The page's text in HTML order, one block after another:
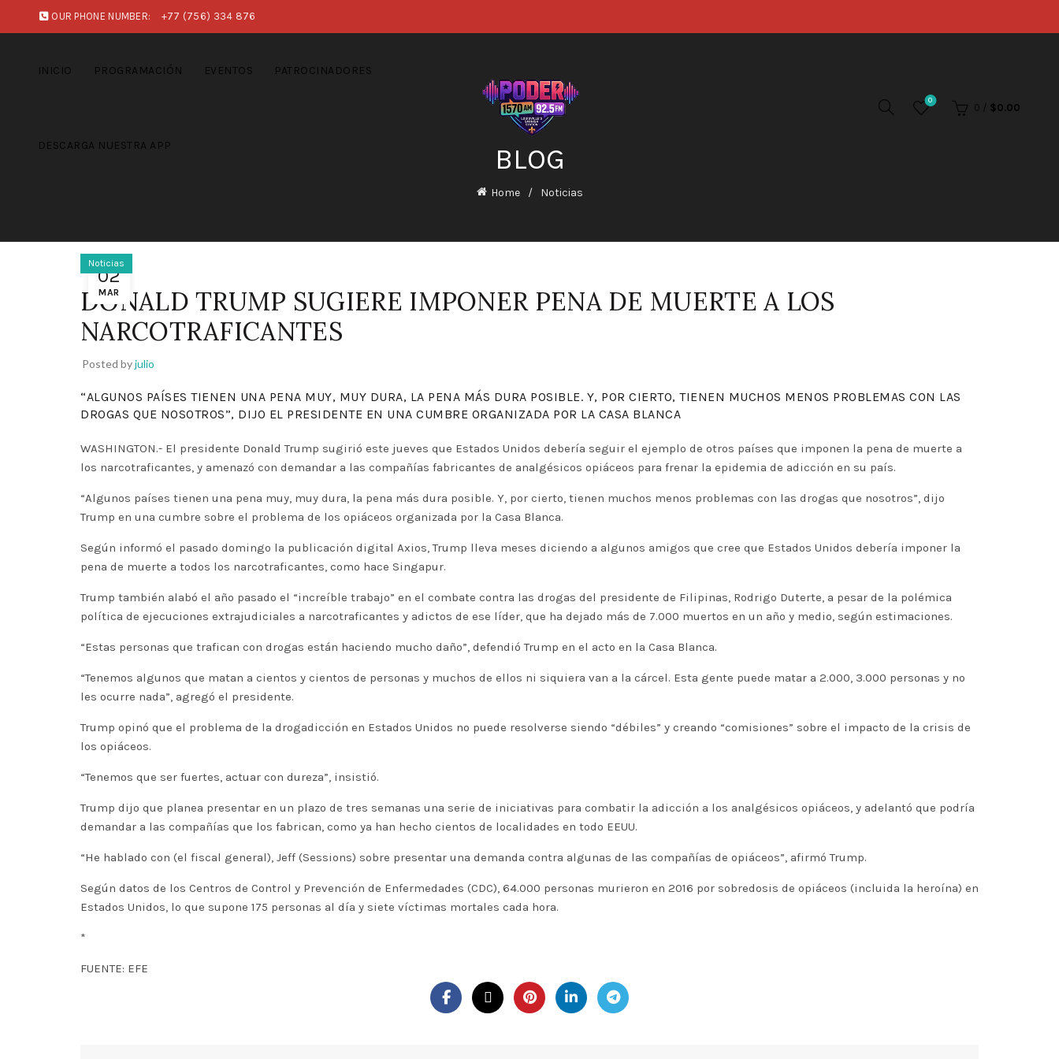
OUR PHONE NUMBER: +77 (756) 334 876
INICIO PROGRAMACIÓN EVENTOS PATROCINADORES
DESCARGA NUESTRA APP
0
0 / $0.00
BLOG
Home Noticias
02
MAR
Noticias
DONALD TRUMP SUGIERE IMPONER PENA DE MUERTE A LOS
NARCOTRAFICANTES
Posted byjulio
“ALGUNOS PAÍSES TIENEN UNA PENA MUY, MUY DURA, LA PENA MÁS DURA POSIBLE. Y, POR CIERTO, TIENEN MUCHOS MENOS PROBLEMAS CON LAS
DROGAS QUE NOSOTROS”, DIJO EL PRESIDENTE EN UNA CUMBRE ORGANIZADA POR LA CASA BLANCA
WASHINGTON.- El presidente Donald Trump sugirió este jueves que Estados Unidos debería seguir el ejemplo de otros países que imponen la pena de muerte a
los narcotraficantes, y amenazó con demandar a las compañías fabricantes de analgésicos opiáceos para frenar la epidemia de adicción en su país.
“Algunos países tienen una pena muy, muy dura, la pena más dura posible. Y, por cierto, tienen muchos menos problemas con las drogas que nosotros”, dijo
Trump en una cumbre sobre el problema de los opiáceos organizada por la Casa Blanca.
Según informó el pasado domingo la publicación digital Axios, Trump lleva meses diciendo a algunos amigos que cree que Estados Unidos debería imponer la
pena de muerte a todos los narcotraficantes, como hace Singapur.
Trump también alabó el año pasado el “increíble trabajo” en el combate contra las drogas del presidente de Filipinas, Rodrigo Duterte, a pesar de la polémica
política de ejecuciones extrajudiciales a narcotraficantes y adictos de ese líder, que ha dejado más de 7.000 muertos en un año y medio, según estimaciones.
“Estas personas que trafican con drogas están haciendo mucho daño”, defendió Trump en el acto en la Casa Blanca.
“Tenemos algunos que matan a cientos y cientos de personas y muchos de ellos ni siquiera van a la cárcel. Esta gente puede matar a 2.000, 3.000 personas y no
les ocurre nada”, agregó el presidente.
Trump opinó que el problema de la drogadicción en Estados Unidos no puede resolverse siendo “débiles” y creando “comisiones” sobre el impacto de la crisis de
los opiáceos.
“Tenemos que ser fuertes, actuar con dureza”, insistió.
Trump dijo que planea presentar en un plazo de tres semanas una serie de iniciativas para combatir la adicción a los analgésicos opiáceos, y adelantó que podría
demandar a las compañías que los fabrican, como ya han hecho cientos de localidades en todo EEUU.
“He hablado con (el fiscal general), Jeff (Sessions) sobre presentar una demanda contra algunas de las compañías de opiáceos”, afirmó Trump.
Según datos de los Centros de Control y Prevención de Enfermedades (CDC), 64.000 personas murieron en 2016 por sobredosis de opiáceos (incluida la heroína) en
Estados Unidos, lo que supone 175 personas al día y siete víctimas mortales cada hora.
*
FUENTE: EFE